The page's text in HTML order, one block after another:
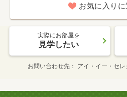
お気に入り
実際にお部屋を
見学したい
お問い合わせ先 アイ・イー・セ